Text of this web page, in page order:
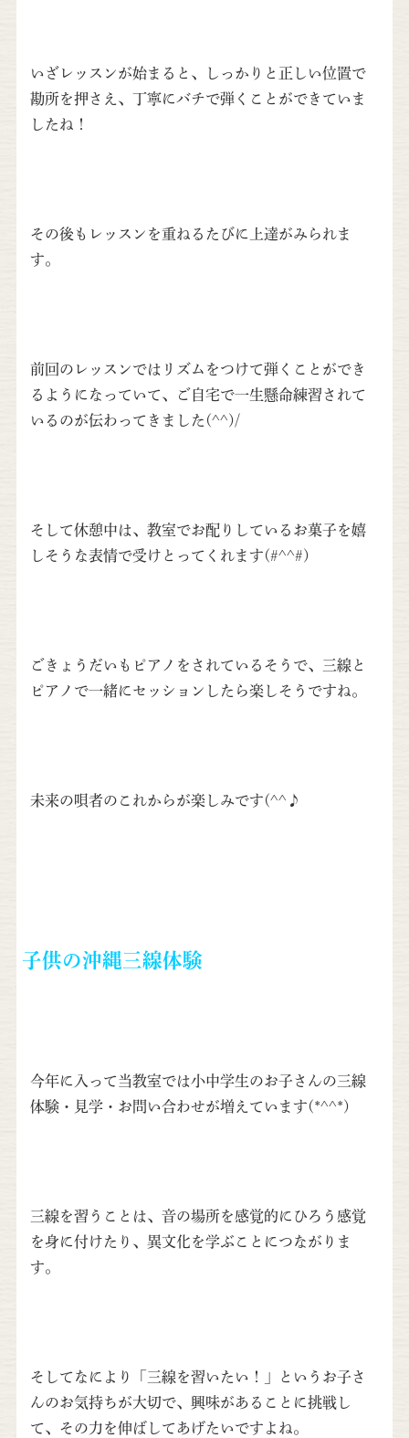
いざレッスンが始まると、しっかりと正しい位置で
勘所を押さえ、丁寧にバチで弾くことができていま
したね！
その後もレッスンを重ねるたびに上達がみられま
す。
前回のレッスンではリズムをつけて弾くことができ
るようになっていて、ご自宅で一生懸命練習されて
いるのが伝わってきました(^^)/
そして休憩中は、教室でお配りしているお菓子を嬉
しそうな表情で受けとってくれます(#^^#)
ごきょうだいもピアノをされているそうで、三線と
ピアノで一緒にセッションしたら楽しそうですね。
未来の唄者のこれからが楽しみです(^^♪
子供の沖縄三線体験
今年に入って当教室では小中学生のお子さんの三線
体験・見学・お問い合わせが増えています(*^^*)
三線を習うことは、音の場所を感覚的にひろう感覚
を身に付けたり、異文化を学ぶことにつながりま
す。
そしてなにより「三線を習いたい！」というお子さ
んのお気持ちが大切で、興味があることに挑戦し
て、その力を伸ばしてあげたいですよね。